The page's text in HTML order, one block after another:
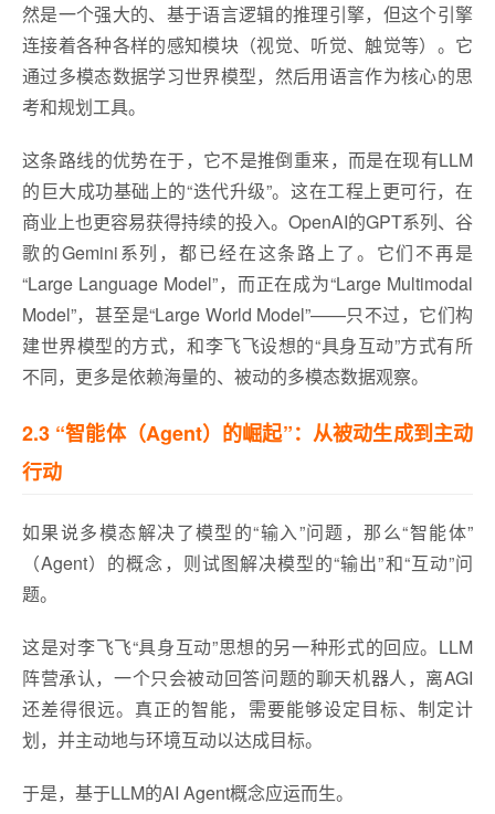
然是一个强大的、基于语言逻辑的推理引擎，但这个引擎
连接着各种各样的感知模块（视觉、听觉、触觉等）。它
通过多模态数据学习世界模型，然后用语言作为核心的思
考和规划工具。
这条路线的优势在于，它不是推倒重来，而是在现有LLM
的巨大成功基础上的“迭代升级”。这在工程上更可行，在
商业上也更容易获得持续的投入。OpenAI的GPT系列、谷
歌的Gemini系列，都已经在这条路上了。它们不再是
“Large Language Model”，而正在成为“Large Multimodal
Model”，甚至是“Large World Model”——只不过，它们构
建世界模型的方式，和李飞飞设想的“具身互动”方式有所
不同，更多是依赖海量的、被动的多模态数据观察。
2.3 “智能体（Agent）的崛起”：从被动生成到主动
行动
如果说多模态解决了模型的“输入”问题，那么“智能体”
（Agent）的概念，则试图解决模型的“输出”和“互动”问
题。
这是对李飞飞“具身互动”思想的另一种形式的回应。LLM
阵营承认，一个只会被动回答问题的聊天机器人，离AGI
还差得很远。真正的智能，需要能够设定目标、制定计
划，并主动地与环境互动以达成目标。
于是，基于LLM的AI Agent概念应运而生。